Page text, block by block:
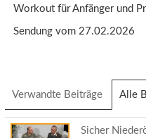
Workout für Anfänger und
Sendung vom 27.02.2026
Verwandte Beiträge Alle
Sicher